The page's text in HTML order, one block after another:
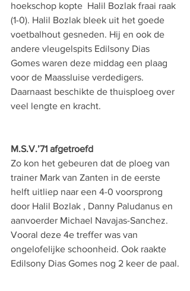
hoekschop kopte  Halil Bozlak fraai raak
(1-0). Halil Bozlak bleek uit het goede
voetbalhout gesneden. Hij en ook de
andere vleugelspits Edilsony Dias
Gomes waren deze middag een plaag
voor de Maassluise verdedigers.
Daarnaast beschikte de thuisploeg over
veel lengte en kracht.
M.S.V.’71 afgetroefd
Zo kon het gebeuren dat de ploeg van
trainer Mark van Zanten in de eerste
helft uitliep naar een 4-0 voorsprong
door Halil Bozlak , Danny Paludanus en
aanvoerder Michael Navajas-Sanchez.
Vooral deze 4e treffer was van
ongelofelijke schoonheid. Ook raakte
Edilsony Dias Gomes nog 2 keer de paal.